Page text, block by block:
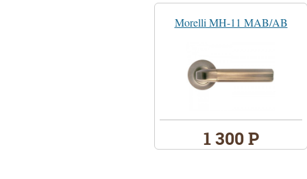
Morelli MH-11 MAB/AB
1 300 Р